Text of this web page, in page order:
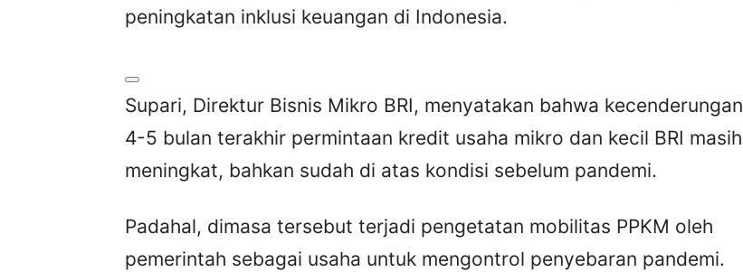
peningkatan inklusi keuangan di Indonesia.
Supari, Direktur Bisnis Mikro BRI, menyatakan bahwa kecenderungan
4-5 bulan terakhir permintaan kredit usaha mikro dan kecil BRI masih
meningkat, bahkan sudah di atas kondisi sebelum pandemi.
Padahal, dimasa tersebut terjadi pengetatan mobilitas PPKM oleh
pemerintah sebagai usaha untuk mengontrol penyebaran pandemi.